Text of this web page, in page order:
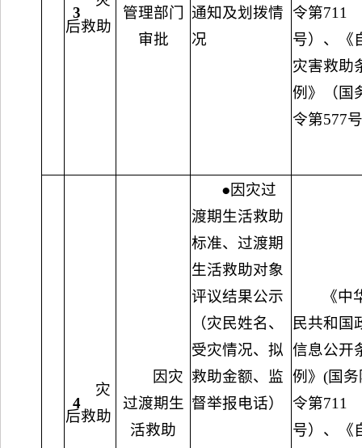
3
后救助
管理部门
审批
通知及划拨情
况
令第711
号）、《
灾害救助
例》（国
令第577
4
灾
后救助
因灾
过渡期生
活救助
●因灾过
渡期生活救助
标准、过渡期
生活救助对象
评议结果公示
（灾民姓名、
受灾情况、拟
救助金额、监
督举报电话）
《中
民共和国
信息公开
例》(国务
令第711
号）、《